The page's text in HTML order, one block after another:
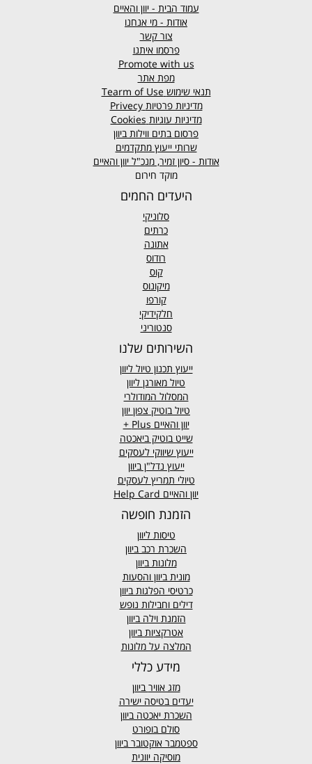
עמוד הבית - יוון והאיים
אודות - מי אנחנו
צור קשר
פרסמו איתנו
Promote with us
מפת אתר
תנאי שימוש
מדיניות פרטיות Privecy
מדיניות עוגיות Cookies
פרסום בתים ווילות ביוון
שרותי ייעוץ מתקדמים
אודות - סיון זמיר, מנכ"ל יוון והאיים
מוקד חירום
היעדים החמים
סלוניקי
כרתים
אתונה
רודוס
קוס
מיקונוס
קורפו
חלקידיקי
סנטוריני
השירותים שלנו
ייעוץ תכנון טיול ליוון
טיול מאורגן ליוון
המסלול המודולרי
טיול בוטיק צפון יוון
יוון והאיים Plus +
שייט בוטיק ביאכטה
ייעוץ שיווקי לעסקים
ייעוץ נדל"ן ביוון
טיולי תמריץ לעסקים
יוון והאיים Help Card
הזמנת חופשה
טיסות ליוון
השכרת רכב ביוון
מלונות ביוון
מונית ביוון והסעות
כרטיסי הפלגות ביוון
דילים וחבילות נופש
הזמנת וילה ביוון
אטרקציות ביוון
המלצה על מלונות
מידע כללי
מזג אוויר ביוון
יעדים בטיסה ישירה
השכרת יאכטה ביוון
סולם בופורט
ספטמבר אוקטובר ביוון
מוסיקה יוונית